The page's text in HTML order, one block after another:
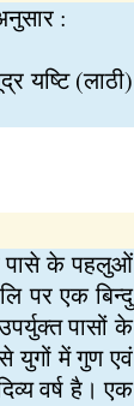
:
यष्टि (लाठी)
पासे के पहलुओं
पर एक बिन्दु
पासों के
युगों में गुण एवं
वर्ष है। एक